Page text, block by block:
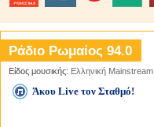
Ράδιο Ρωμαίος 94.0
Είδος μουσικής: Ελληνική Mainstream
Άκου Live τον Σταθμό!